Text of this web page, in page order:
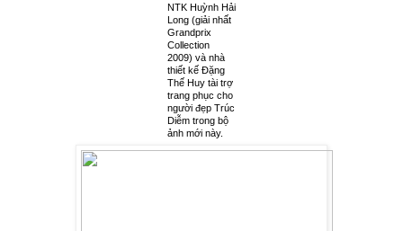
NTK Huỳnh Hải
Long (giải nhất
Grandprix
Collection
2009) và nhà
thiết kế Đặng
Thế Huy tài trợ
trang phục cho
người đẹp Trúc
Diễm trong bộ
ảnh mới này.